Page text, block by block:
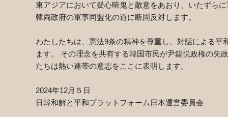
東アジアにおいて疑心暗鬼と敵意をあおり、いたずら
韓両政府の軍事同盟化の道に断固反対します。
わたしたちは、憲法9条の精神を尊重し、対話による平
ます。 その理念を共有する韓国市民が尹錫悦政権の失
たちは熱い連帯の意志をここに表明します。
2024年12月５日
日韓和解と平和プラットフォーム日本運営委員会